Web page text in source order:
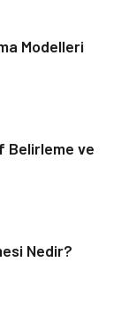
Modelleri
Belirleme ve
Nedir?